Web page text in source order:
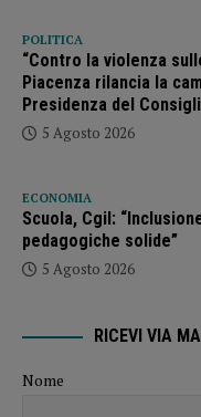
POLITICA
“Contro la violenza
Piacenza rilancia la
Presidenza del
5 Agosto 2026
ECONOMIA
Scuola, Cgil:
pedagogiche solide”
5 Agosto 2026
RICEVI VIA
Nome